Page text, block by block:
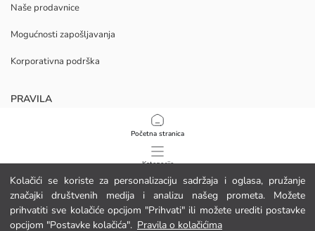
Kolačići se koriste za personalizaciju sadržaja i oglasa, pružanje
značajki društvenih medija i analizu našeg prometa. Možete
prihvatiti sve kolačiće opcijom "Prihvati" ili možete urediti postavke
opcijom "Postavke kolačića". Pravila o kolačićima
Početna stranica
Kategorije
Moja košarica
Naše prodavnice
Mogućnosti zapošljavanja
Korporativna podrška
PRAVILA
Politika privatnosti i sigurnosti podataka
Uvjeti korištenja
Politika kolačića
Preuzmite našu aplikaciju